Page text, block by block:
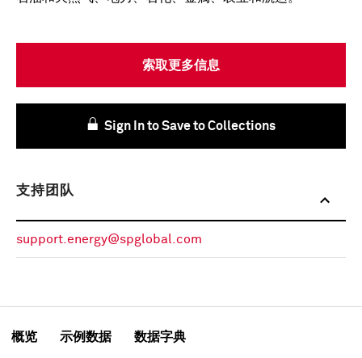
索取更多信息
Sign In to Save to Collections
支持团队
support.energy@spglobal.com
概览 示例数据 数据字典